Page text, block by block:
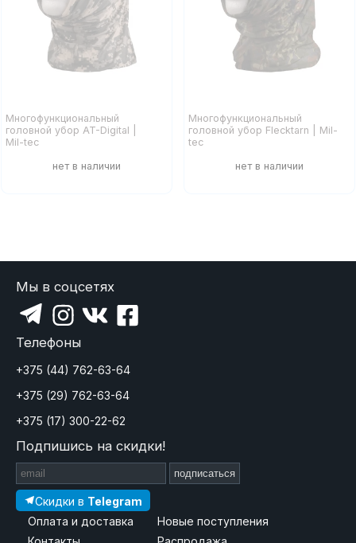
Многофункциональный
головной убор AT-Digital |
Mil-tec
Многофункциональный
головной убор Flecktarn | Mil-
tec
Мы в соцсетях
Телефоны
+375 (44) 762-63-64
+375 (29) 762-63-64
+375 (17) 300-22-62
Подпишись на скидки!
подписаться
Скидки в Telegram
Оплата и доставка
Новые поступления